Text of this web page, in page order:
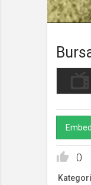
Embed
0
Kategori